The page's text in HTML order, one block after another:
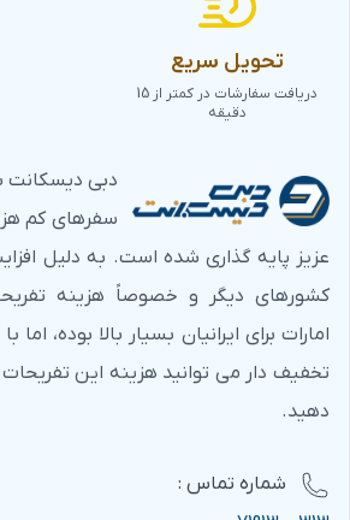
تحویل سریع
دریافت سفارشات در کمتر از 15
دقیقه
دبی دیسکانت
سفرهای کم
عزیز پایه گذاری شده است. به دلیل
کشورهای دیگر و خصوصاً هزینه
امارات برای ایرانیان بسیار بالا بوده،
تخفیف دار می توانید هزینه این
دهید.
شماره‌ تماس :